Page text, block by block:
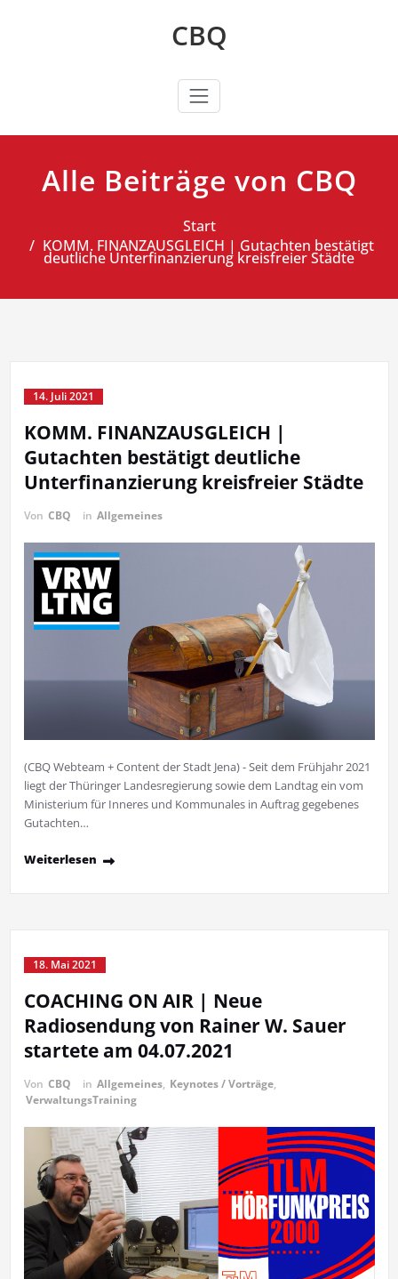
CBQ
Alle Beiträge von CBQ
Start
KOMM. FINANZAUSGLEICH | Gutachten bestätigt
deutliche Unterfinanzierung kreisfreier Städte
14. Juli 2021
KOMM. FINANZAUSGLEICH |
Gutachten bestätigt deutliche
Unterfinanzierung kreisfreier Städte
Von CBQ in Allgemeines
(CBQ Webteam + Content der Stadt Jena) - Seit dem Frühjahr 2021
liegt der Thüringer Landesregierung sowie dem Landtag ein vom
Ministerium für Inneres und Kommunales in Auftrag gegebenes
Gutachten…
Weiterlesen
18. Mai 2021
COACHING ON AIR | Neue
Radiosendung von Rainer W. Sauer
startete am 04.07.2021
Von CBQ in Allgemeines, Keynotes / Vorträge,
VerwaltungsTraining